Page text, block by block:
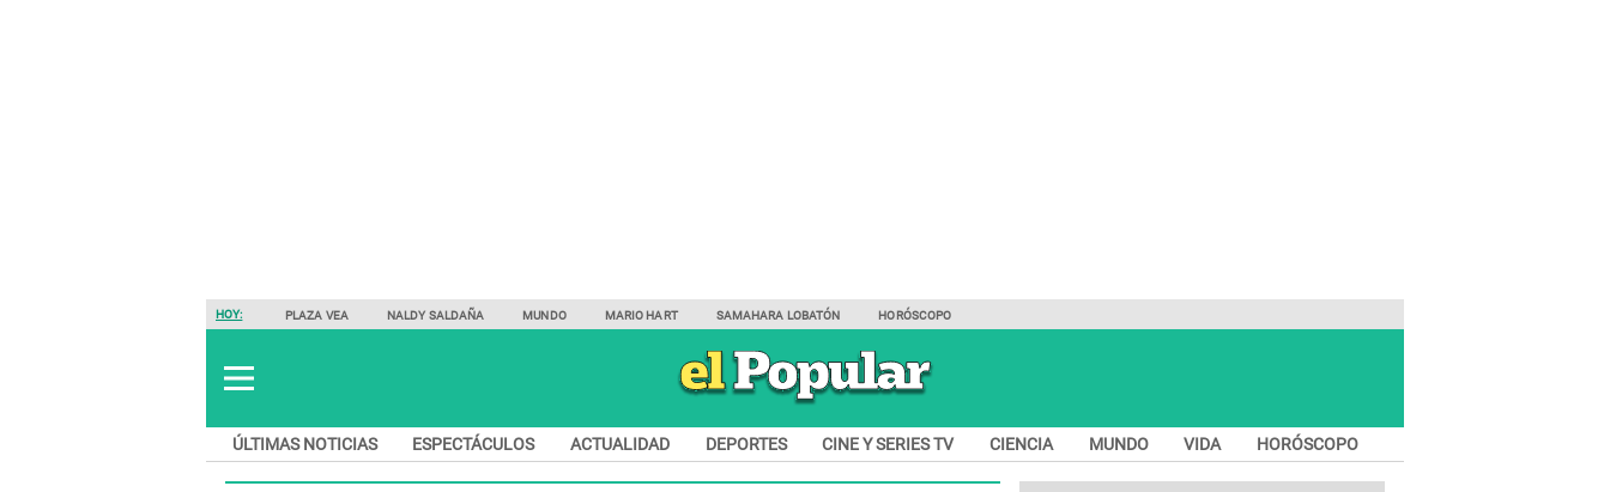
HOY: PLAZA VEA NALDY SALDAÑA MUNDO MARIO HART SAMAHARA LOBATÓN HORÓSCOPO
ÚLTIMAS NOTICIAS ESPECTÁCULOS ACTUALIDAD DEPORTES CINE Y SERIES TV CIENCIA MUNDO VIDA HORÓSCOPO